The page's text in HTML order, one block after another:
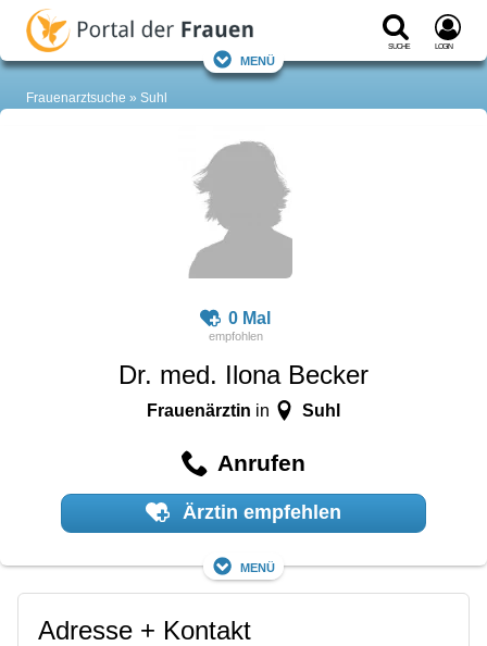
Suche Login
Menü
Frauenarztsuche Suhl
0 Mal
Dr. med. Ilona Becker
Frauenärztin in Suhl
Anrufen
Ärztin empfehlen
Menü
Adresse + Kontakt